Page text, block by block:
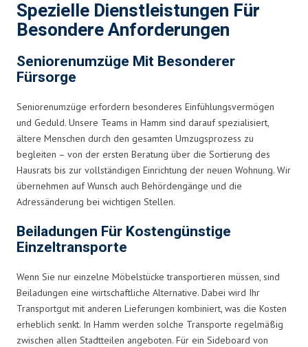
Spezielle Dienstleistungen Für
Besondere Anforderungen
Seniorenumzüge Mit Besonderer
Fürsorge
Seniorenumzüge erfordern besonderes Einfühlungsvermögen
und Geduld. Unsere Teams in Hamm sind darauf spezialisiert,
ältere Menschen durch den gesamten Umzugsprozess zu
begleiten – von der ersten Beratung über die Sortierung des
Hausrats bis zur vollständigen Einrichtung der neuen Wohnung. Wir
übernehmen auf Wunsch auch Behördengänge und die
Adressänderung bei wichtigen Stellen.
Beiladungen Für Kostengünstige
Einzeltransporte
Wenn Sie nur einzelne Möbelstücke transportieren müssen, sind
Beiladungen eine wirtschaftliche Alternative. Dabei wird Ihr
Transportgut mit anderen Lieferungen kombiniert, was die Kosten
erheblich senkt. In Hamm werden solche Transporte regelmäßig
zwischen allen Stadtteilen angeboten. Für ein Sideboard von